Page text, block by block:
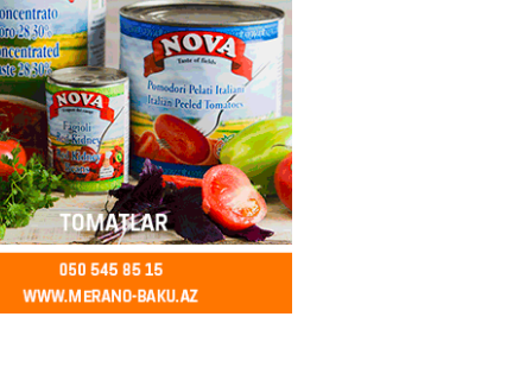
yüksək vəzifə
- 12:45 97
İssık-Kul gölündən gəzinti
paylaşıb
- 12:30 73
rayonunda 70 min manat